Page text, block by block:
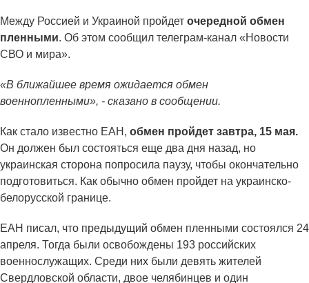
Между Россией и Украиной пройдет очередной обмен
пленными. Об этом сообщил телеграм-канал «Новости
СВО и мира».
«В ближайшее время ожидается обмен
военнопленными», - сказано в сообщении.
Как стало известно ЕАН, обмен пройдет завтра, 15 мая.
Он должен был состояться еще два дня назад, но
украинская сторона попросила паузу, чтобы окончательно
подготовиться. Как обычно обмен пройдет на украинско-
белорусской границе.
ЕАН писал, что предыдущий обмен пленными состоялся 24
апреля. Тогда были освобождены 193 российских
военнослужащих. Среди них были девять жителей
Свердловской области, двое челябинцев и один